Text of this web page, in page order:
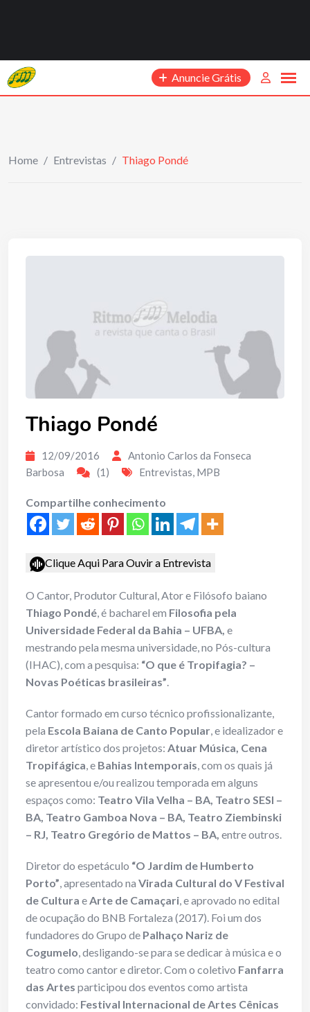
Anuncie Grátis
Home / Entrevistas / Thiago Pondé
Thiago Pondé
12/09/2016
Antonio Carlos da Fonseca
Barbosa
(1) Entrevistas, MPB
Compartilhe conhecimento
Clique Aqui Para Ouvir a Entrevista
O Cantor, Produtor Cultural, Ator e Filósofo baiano
Thiago Pondé, é bacharel em Filosofia pela
Universidade Federal da Bahia – UFBA, e
mestrando pela mesma universidade, no Pós-cultura
(IHAC), com a pesquisa: “O que é Tropifagia? –
Novas Poéticas brasileiras”.
Cantor formado em curso técnico profissionalizante,
pela Escola Baiana de Canto Popular, e idealizador e
diretor artístico dos projetos: Atuar Música, Cena
Tropifágica, e Bahias Intemporais, com os quais já
se apresentou e/ou realizou temporada em alguns
espaços como: Teatro Vila Velha – BA, Teatro SESI –
BA, Teatro Gamboa Nova – BA, Teatro Ziembinski
– RJ, Teatro Gregório de Mattos – BA, entre outros.
Diretor do espetáculo “O Jardim de Humberto
Porto”, apresentado na Virada Cultural do V Festival
de Cultura eArte de Camaçari, e aprovado no edital
de ocupação do BNB Fortaleza (2017). Foi um dos
fundadores do Grupo de Palhaço Nariz de
Cogumelo, desligando-se para se dedicar à música e o
teatro como cantor e diretor. Com o coletivo Fanfarra
das Artes participou dos eventos como artista
convidado: Festival Internacional de Artes Cênicas